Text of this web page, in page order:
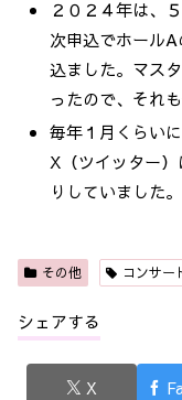
２０２４年は、
次申込でホール
込ました。マス
ったので、それ
毎年１月くらい
X（ツイッター
りしていました。
その他 コンサー
シェアする
X